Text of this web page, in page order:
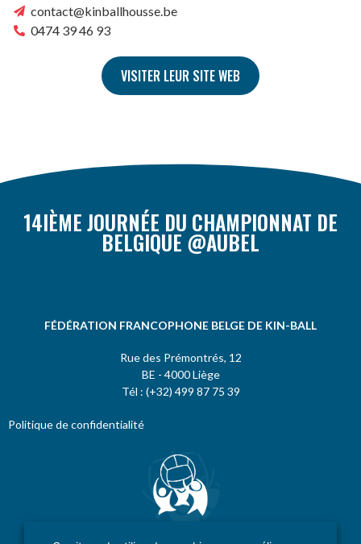
contact@kinballhousse.be
0474 39 46 93
VISITER LEUR SITE WEB
14IÈME JOURNÉE DU CHAMPIONNAT DE
BELGIQUE @AUBEL
FÉDÉRATION FRANCOPHONE BELGE DE KIN-BALL
Rue des Prémontrés, 12
BE - 4000 Liège
Tél : (+32) 499 87 75 39
Politique de confidentialité